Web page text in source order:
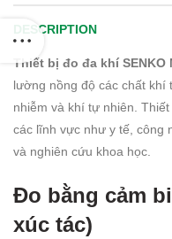
DESCRIPTION
Thiết bị đo đa khí SENKO
lường nồng độ các chất khí
nhiễm và khí tự nhiên.
các lĩnh vực như y tế, công
và nghiên cứu khoa học.
Đo bằng cảm
xúc tác)